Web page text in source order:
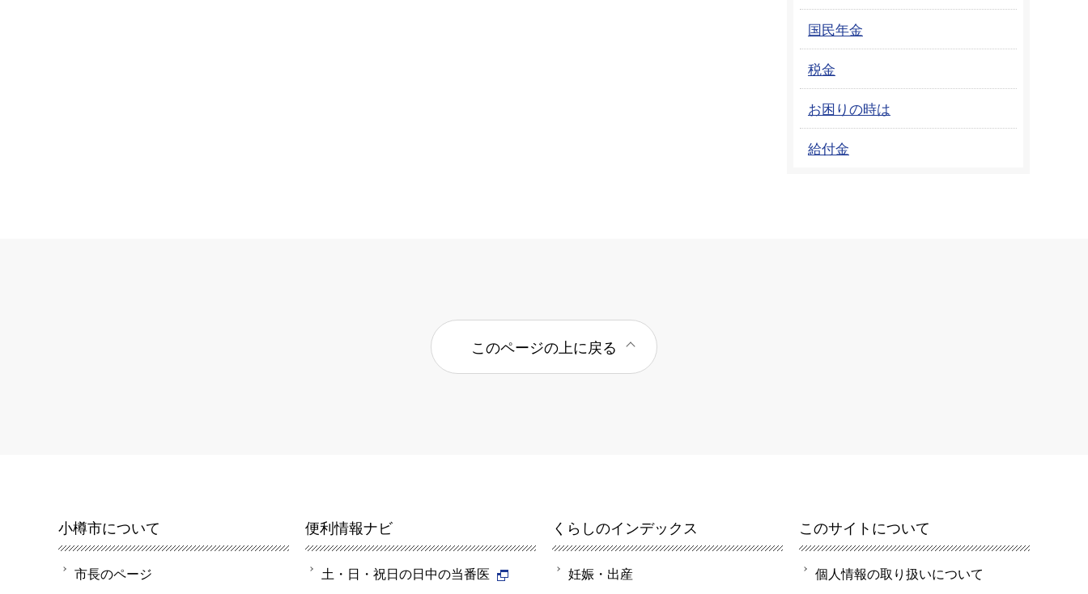
国民年金
税金
お困りの時は
給付金
このページの上に戻る
小樽市について
市長のページ
便利情報ナビ
土・日・祝日の日中の当番医
くらしのインデックス
妊娠・出産
このサイトについて
個人情報の取り扱いについて